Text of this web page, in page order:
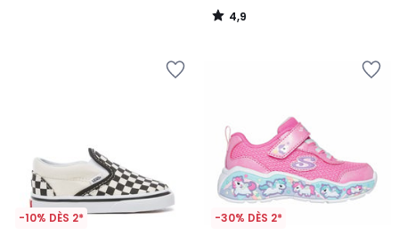
4,9
/
-10% DÈS 2* -30% DÈS 2*